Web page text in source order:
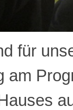
für
am